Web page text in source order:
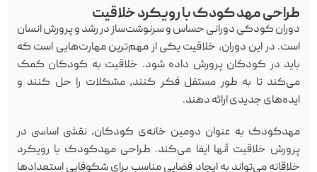
طراحی مهد کودک با رویکرد خلاقیت
دوران کودکی دورانی حساس و سرنوشت‌ساز در رشد و پرورش انسان
است. در این دوران، خلاقیت یکی از مهم‌ترین مهارت‌هایی است که
باید در کودکان پرورش داده شود. خلاقیت به کودکان کمک
می‌کند تا به طور مستقل فکر کنند، مشکلات را حل کنند و
ایده‌های جدیدی ارائه دهند.
مهدکودک به عنوان دومین خانه‌ی کودکان، نقشی اساسی در
پرورش خلاقیت آنها ایفا می‌کند. طراحی مهدکودک با رویکرد
خلاقانه می‌تواند به ایجاد فضایی مناسب برای شکوفایی استعدادها